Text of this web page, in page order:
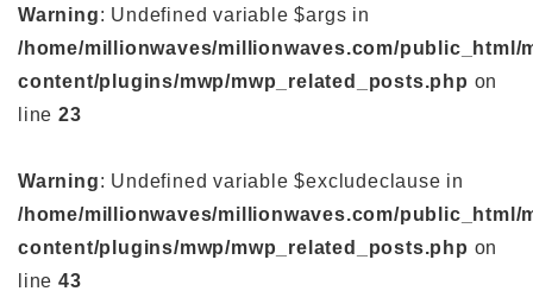
Warning: Undefined variable $args in
/home/millionwaves/millionwaves.com/public_html/
content/plugins/mwp/mwp_related_posts.php on
line 23
Warning: Undefined variable $excludeclause in
/home/millionwaves/millionwaves.com/public_html/
content/plugins/mwp/mwp_related_posts.php on
line 43